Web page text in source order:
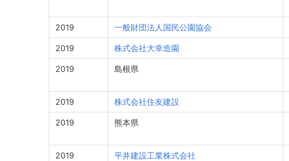
2019 一般財団法人国民公園協会
2019 株式会社大幸造園
2019 島根県
2019 株式会社住友建設
2019 熊本県
2019 平井建設工業株式会社